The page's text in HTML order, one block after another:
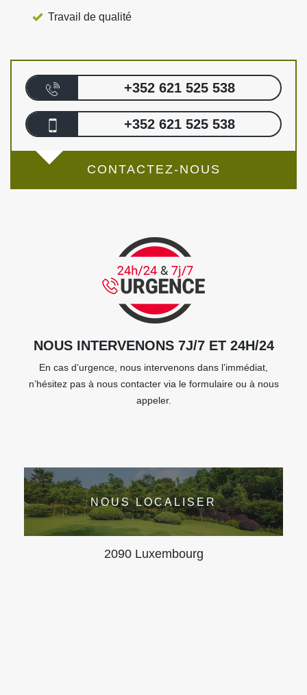
Travail de qualité
+352 621 525 538
+352 621 525 538
CONTACTEZ-NOUS
NOUS INTERVENONS 7J/7 ET 24H/24
En cas d’urgence, nous intervenons dans l’immédiat,
n’hésitez pas à nous contacter via le formulaire ou à nous
appeler.
NOUS LOCALISER
2090 Luxembourg